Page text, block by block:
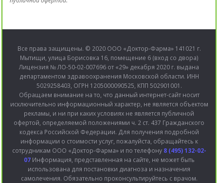
Все права защищены. © 2020 ООО «Доктор-Фарма» 141021 г.
Мытищи, улица Борисовка 16, помещение 6 (вход со двора)
Лицензия № ЛО-50-02-007696 от «29» декабря 2020 г. выдана
департаментом здравоохранения Московской области. ИНН
5029258403, ОГРН 1205000090525, КПП 502901001.
Обращаем внимание на то, что данный интернет-сайт носит
исключительно информационный характер, не является объектом
рекламы, и ни при каких условиях не является публичной
офертой, определяемой положениями ч. 2 ст. 437 Гражданского
кодекса Российской Федерации. Для получения подробной
информации о стоимости услуг, пожалуйста, обращайтесь к
сотрудникам ООО «Доктор-Фарма» и по телефону 8 (495) 132-02-
07Информация, представленная на сайте, не может быть
использована для постановки диагноза и назначения
самолечения. Обязательно проконсультируйтесь с врачом.